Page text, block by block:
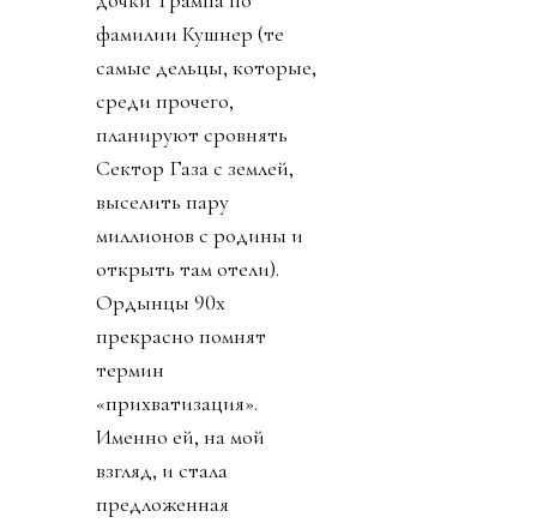
фамилии Кушнер (те
самые дельцы, которые,
среди прочего,
планируют сровнять
Сектор Газа с землей,
выселить пару
миллионов с родины и
открыть там отели).
Ордынцы 90х
прекрасно помнят
термин
«прихватизация».
Именно ей, на мой
взгляд, и стала
предложенная